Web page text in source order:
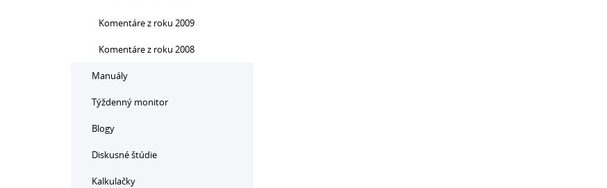
Komentáre z roku 2009
Komentáre z roku 2008
Manuály
Týždenný monitor
Blogy
Diskusné štúdie
Kalkulačky